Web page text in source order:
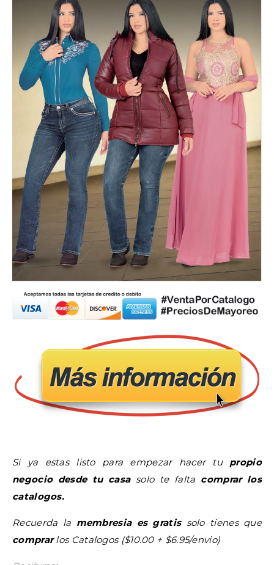
Si ya estas listo para empezar hacer tu propio
negocio desde tu casasolo te falta comprar los
catalogos.
Recuerda la membresia es gratissolo tienes que
comprarlos Catalogos ($10.00 + $6.95/envio)